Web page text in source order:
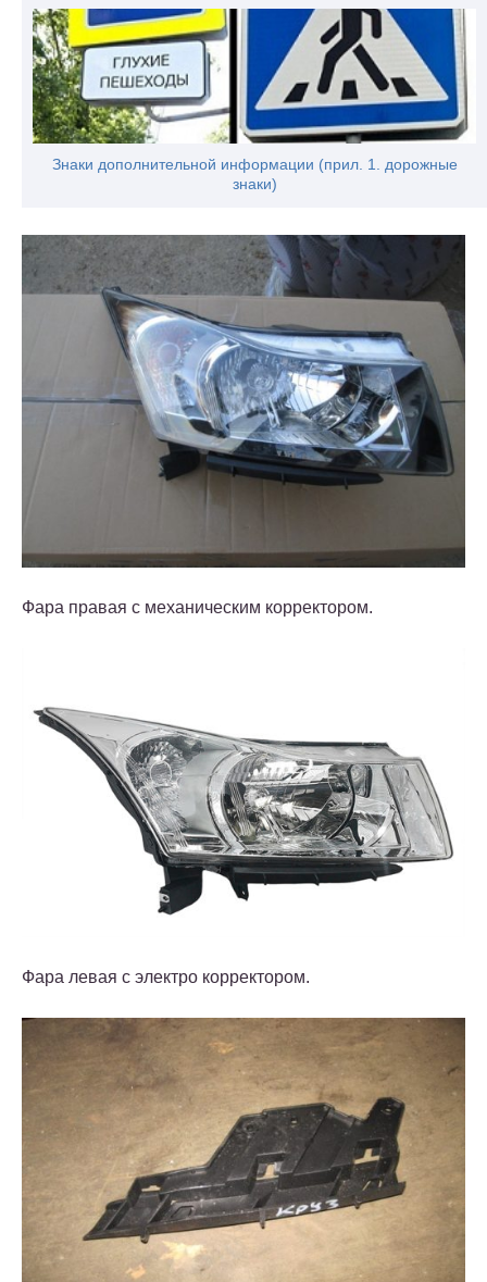
Знаки дополнительной информации (прил. 1. дорожные
знаки)
Фара правая с механическим корректором.
Фара левая с электро корректором.